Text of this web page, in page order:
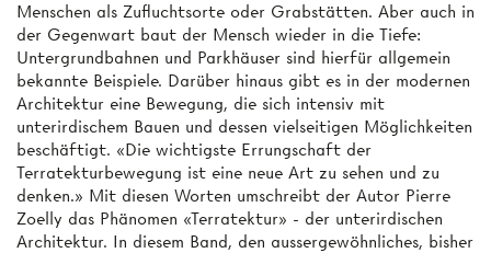
Menschen als Zufluchtsorte oder Grabstätten. Aber auch in
der Gegenwart baut der Mensch wieder in die Tiefe:
Untergrundbahnen und Parkhäuser sind hierfür allgemein
bekannte Beispiele. Darüber hinaus gibt es in der modernen
Architektur eine Bewegung, die sich intensiv mit
unterirdischem Bauen und dessen vielseitigen Möglichkeiten
beschäftigt. «Die wichtigste Errungschaft der
Terratekturbewegung ist eine neue Art zu sehen und zu
denken.» Mit diesen Worten umschreibt der Autor Pierre
Zoelly das Phänomen «Terratektur» - der unterirdischen
Architektur. In diesem Band, den aussergewöhnliches, bisher